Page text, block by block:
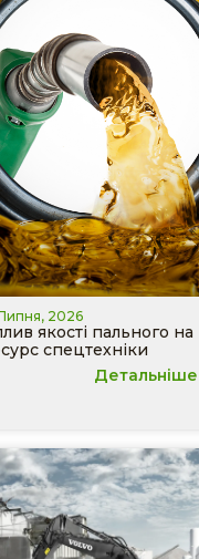
2026
якості пального на
спецтехніки
Детальніше